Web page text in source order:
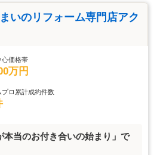
いのリフォーム専門店アク
心価格帯
万円
プロ累計成約件数
本当のお付き合いの始まり」で